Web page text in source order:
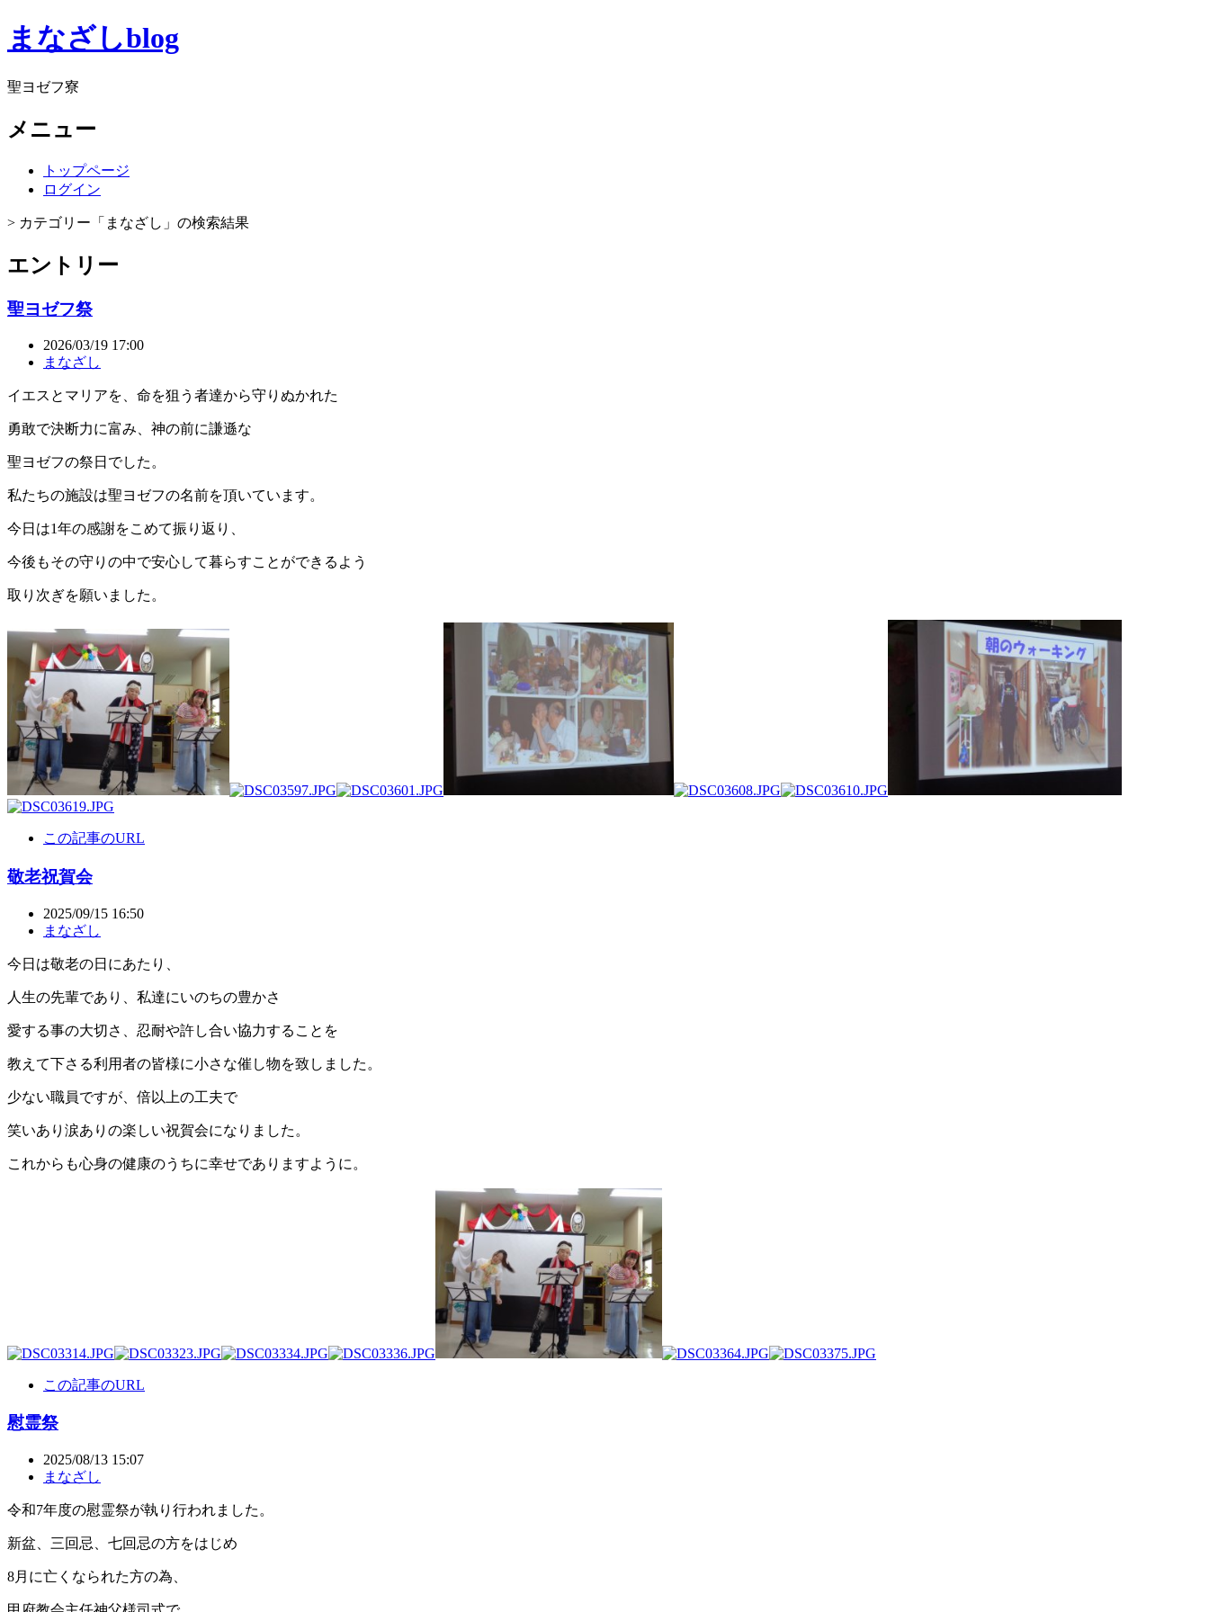
まなざしblog
聖ヨゼフ寮
メニュー
トップページ
ログイン
> カテゴリー「まなざし」の検索結果
エントリー
聖ヨゼフ祭
2026/03/19 17:00
まなざし
イエスとマリアを、命を狙う者達から守りぬかれた
勇敢で決断力に富み、神の前に謙遜な
聖ヨゼフの祭日でした。
私たちの施設は聖ヨゼフの名前を頂いています。
今日は1年の感謝をこめて振り返り、
今後もその守りの中で安心して暮らすことができるよう
取り次ぎを願いました。
この記事のURL
敬老祝賀会
2025/09/15 16:50
まなざし
今日は敬老の日にあたり、
人生の先輩であり、私達にいのちの豊かさ
愛する事の大切さ、忍耐や許し合い協力することを
教えて下さる利用者の皆様に小さな催し物を致しました。
少ない職員ですが、倍以上の工夫で
笑いあり涙ありの楽しい祝賀会になりました。
これからも心身の健康のうちに幸せでありますように。
この記事のURL
慰霊祭
2025/08/13 15:07
まなざし
令和7年度の慰霊祭が執り行われました。
新盆、三回忌、七回忌の方をはじめ
8月に亡くなられた方の為、